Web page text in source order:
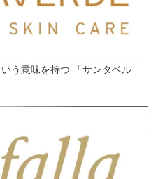
う意味を持つ 「サンタベル